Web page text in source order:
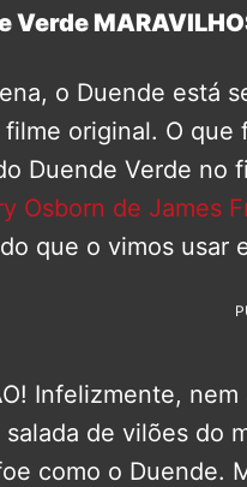
Verde
o Duende está
filme original. O
Duende Verde no
Osborn de James
que o vimos usar
Infelizmente,
salada de vilões do
como o Duende.